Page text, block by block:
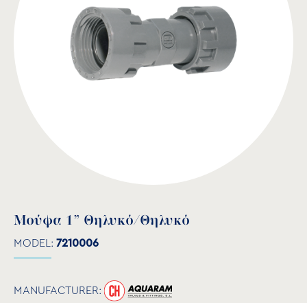
Μούφα 1” Θηλυκό/Θηλυκό
MODEL: 7210006
MANUFACTURER: